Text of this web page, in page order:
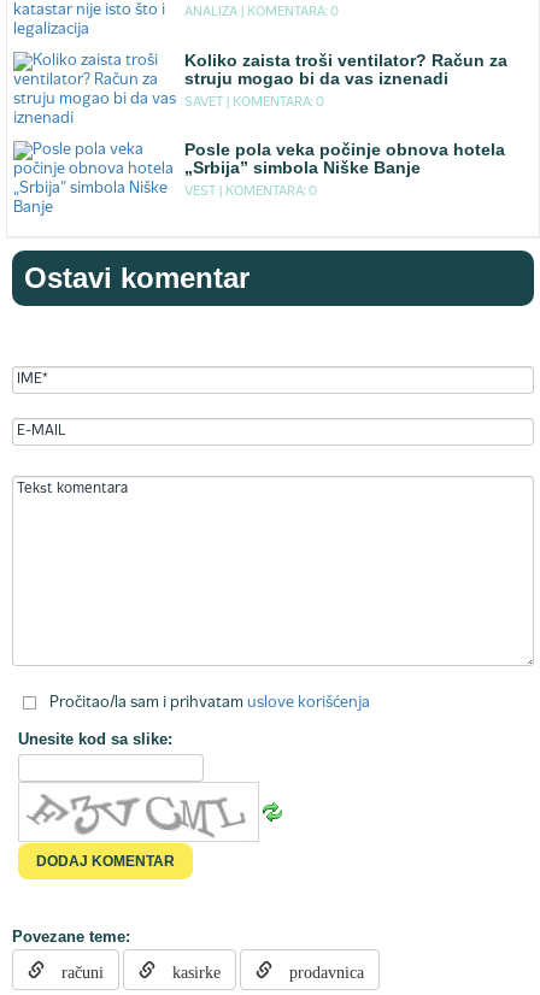
ANALIZA | KOMENTARA: 0
Koliko zaista troši ventilator? Račun za
struju mogao bi da vas iznenadi
SAVET | KOMENTARA: 0
Posle pola veka počinje obnova hotela
„Srbija” simbola Niške Banje
VEST | KOMENTARA: 0
Ostavi komentar
Pročitao/la sam i prihvatam uslove korišćenja
Unesite kod sa slike:
Povezane teme:
računi kasirke prodavnica